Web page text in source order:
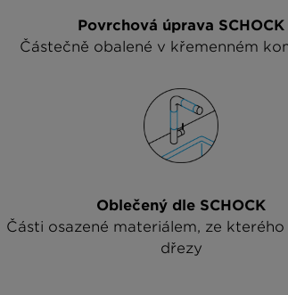
Povrchová úprava SCHOCK
Částečně obalené v křemenném
Oblečený dle SCHOCK
Části osazené materiálem, ze
dřezy